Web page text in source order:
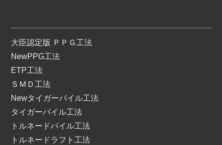
大臣認定版 ＰＰＧ工法
NewPPG工法
ETP工法
ＳＭＤ工法
Newタイガーパイル工法
タイガーパイル工法
トルネードパイル工法
トルネードラフト工法